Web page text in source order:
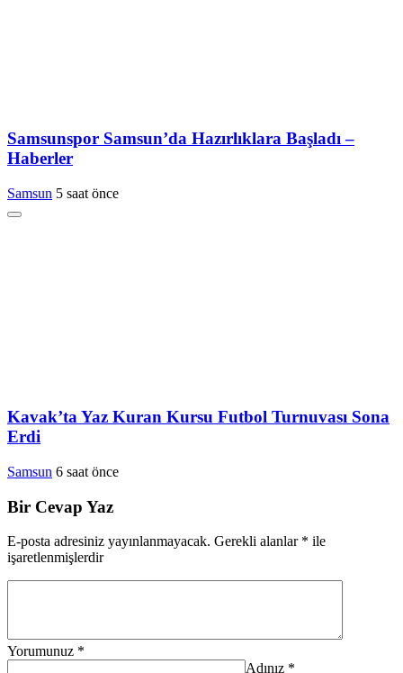
Samsunspor Samsun’da Hazırlıklara Başladı –
Haberler
Samsun 5 saat önce
Kavak’ta Yaz Kuran Kursu Futbol Turnuvası Sona
Erdi
Samsun 6 saat önce
Bir Cevap Yaz
E-posta adresiniz yayınlanmayacak. Gerekli alanlar * ile
işaretlenmişlerdir
Yorumunuz *
Adınız *